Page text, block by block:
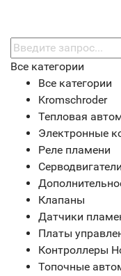
Все категории
Все категории
Kromschroder
Тепловая
Электронные
Реле пламени
Серводвигатели
Клапаны
Датчики
Платы
Контроллеры
Топочные